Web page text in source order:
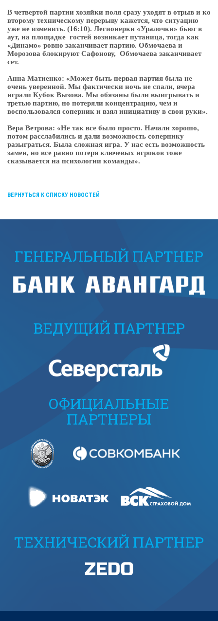
В четвертой партии хозяйки поля сразу уходят в отрыв и ко
второму техническому перерыву кажется, что ситуацию
уже не изменить. (16:10). Легионерки «Уралочки» бьют в
аут, на площадке гостей возникает путаница, тогда как
«Динамо» ровно заканчивает партию. Обмочаева и
Морозова блокируют Сафонову, Обмочаева заканчивает
сет.
Анна Матиенко: «Может быть первая партия была не
очень уверенной. Мы фактически ночь не спали, вчера
играли Кубок Вызова. Мы обязаны были выигрывать и
третью партию, но потеряли концентрацию, чем и
воспользовался соперник и взял инициативу в свои руки».
Вера Ветрова: «Не так все было просто. Начали хорошо,
потом расслабились и дали возможность сопернику
разыграться. Была сложная игра. У нас есть возможность
замен, но все равно потеря ключевых игроков тоже
сказывается на психологии команды».
ВЕРНУТЬСЯ К СПИСКУ НОВОСТЕЙ
ГЕНЕРАЛЬНЫЙ ПАРТНЕР
ВЕДУЩИЙ ПАРТНЕР
ОФИЦИАЛЬНЫЕ
ПАРТНЕРЫ
ТЕХНИЧЕСКИЙ ПАРТНЕР